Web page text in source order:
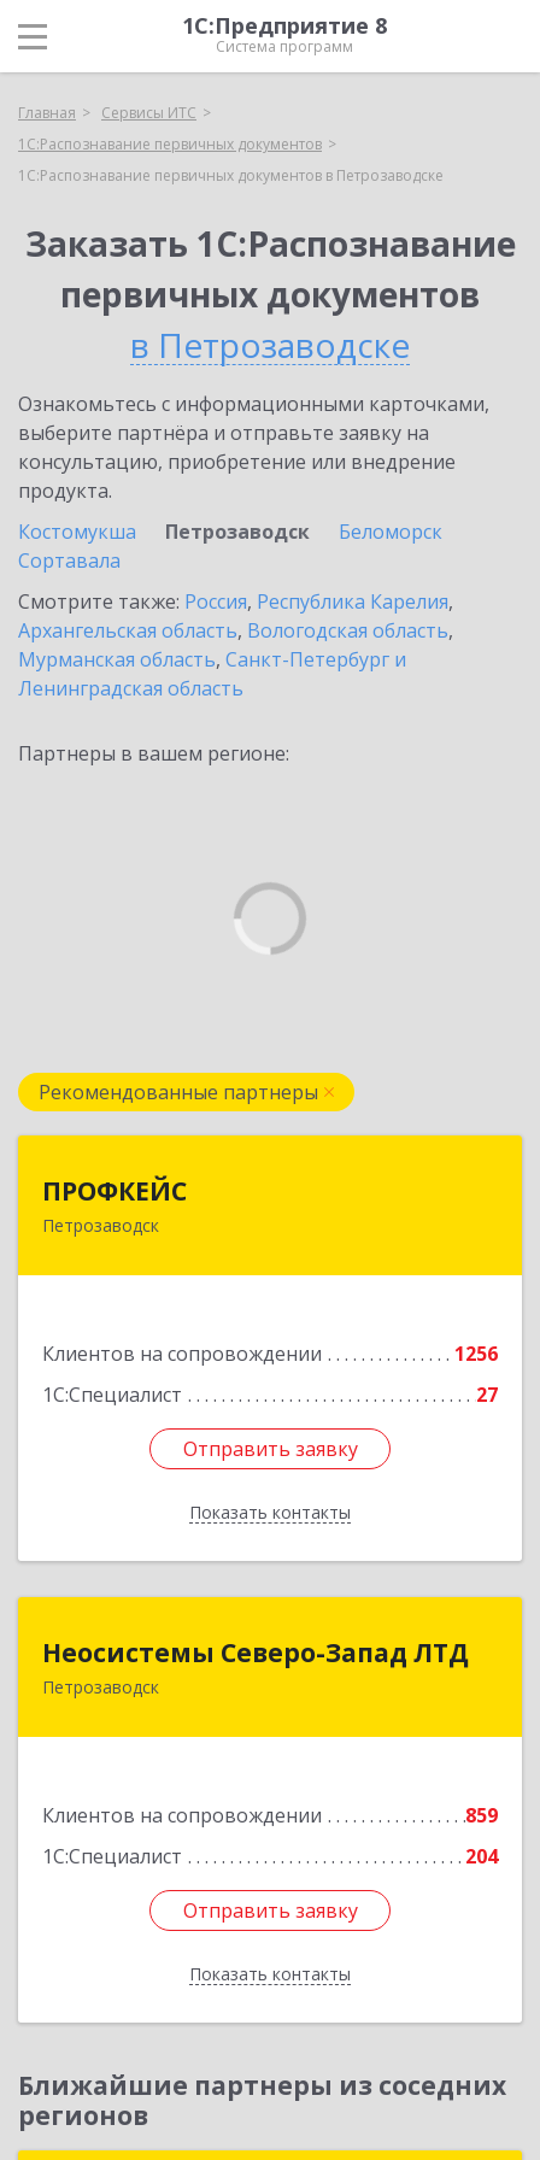
1С:Предприятие 8
Система программ
Главная
Сервисы ИТС
1С:Распознавание первичных документов
1С:Распознавание первичных документов в Петрозаводске
Заказать 1С:Распознавание
первичных документов
в Петрозаводске
Ознакомьтесь с информационными карточками,
выберите партнёра и отправьте заявку на
консультацию, приобретение или внедрение
продукта.
Костомукша
Петрозаводск
Беломорск
Сортавала
Смотрите также: Россия, Республика Карелия,
Архангельская область, Вологодская область,
Мурманская область, Санкт-Петербург и
Ленинградская область
Партнеры в вашем регионе:
Рекомендованные партнеры
ПРОФКЕЙС
Петрозаводск
Клиентов на сопровождении
1256
1С:Специалист
27
Отправить заявку
Показать контакты
185035, Карелия Респ, Петрозаводск г, Красная
Отправить заявку
Назад
Неосистемы Северо-Запад ЛТД
Петрозаводск
Клиентов на сопровождении
859
1С:Специалист
204
Отправить заявку
Показать контакты
185001, Карелия Респ, Петрозаводск г,
Подробнее
Отправить заявку
Назад
Ближайшие партнеры из соседних
регионов